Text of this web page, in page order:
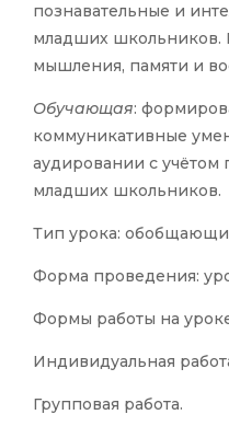
познавательные и
младших школьников.
мышления, памяти и
Обучающая:
коммуникативные
аудировании с учётом
младших школьников.
Тип урока:
Форма проведения:
Формы работы на
Индивидуальная
Групповая работа.